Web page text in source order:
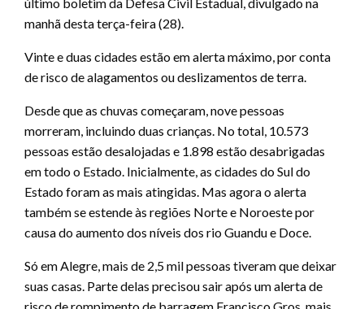
último boletim da Defesa Civil Estadual, divulgado na
manhã desta terça-feira (28).
Vinte e duas cidades estão em alerta máximo, por conta
de risco de alagamentos ou deslizamentos de terra.
Desde que as chuvas começaram, nove pessoas
morreram, incluindo duas crianças. No total, 10.573
pessoas estão desalojadas e 1.898 estão desabrigadas
em todo o Estado. Inicialmente, as cidades do Sul do
Estado foram as mais atingidas. Mas agora o alerta
também se estende às regiões Norte e Noroeste por
causa do aumento dos níveis dos rio Guandu e Doce.
Só em Alegre, mais de 2,5 mil pessoas tiveram que deixar
suas casas. Parte delas precisou sair após um alerta de